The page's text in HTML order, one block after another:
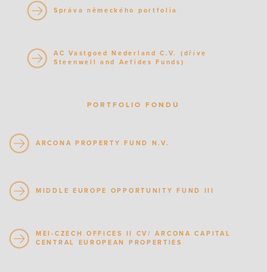
Správa německého portfolia
AC Vastgoed Nederland C.V. (dříve
Steenwell and Aefides Funds)
PORTFOLIO FONDŮ
ARCONA PROPERTY FUND N.V.
MIDDLE EUROPE OPPORTUNITY FUND III
MEI-CZECH OFFICES II CV/ ARCONA CAPITAL
CENTRAL EUROPEAN PROPERTIES